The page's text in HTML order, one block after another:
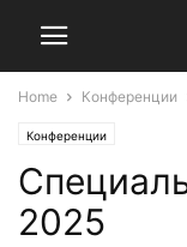
Home Конференции
Конференции
2025